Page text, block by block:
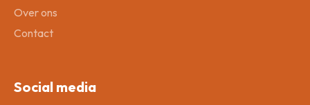
Over ons
Contact
Social media